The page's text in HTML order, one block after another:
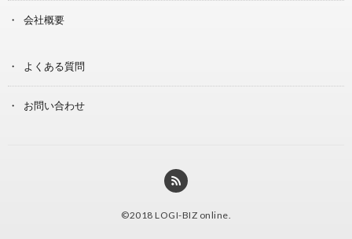
会社概要
よくある質問
お問い合わせ
©2018 LOGI-BIZ online